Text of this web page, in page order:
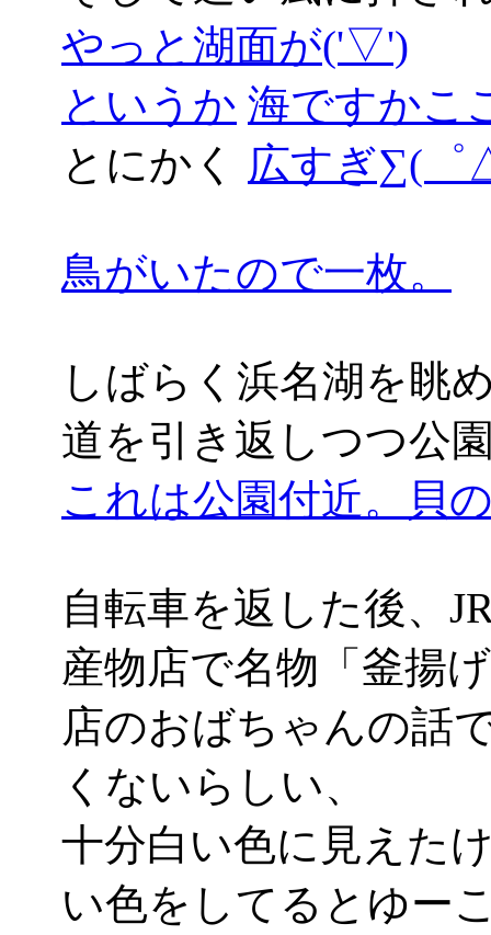
やっと湖面が('▽')
というか 海ですかこ
とにかく 広すぎ∑(゜
鳥がいたので一枚。
しばらく浜名湖を眺
道を引き返しつつ公
これは公園付近。貝
自転車を返した後、
産物店で名物「釜揚
店のおばちゃんの話
くないらしい、
十分白い色に見えた
い色をしてるとゆー